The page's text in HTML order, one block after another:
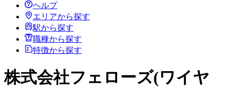
ヘルプ
エリアから探す
駅から探す
職種から探す
特徴から探す
株式会社フェローズ(ワイヤ